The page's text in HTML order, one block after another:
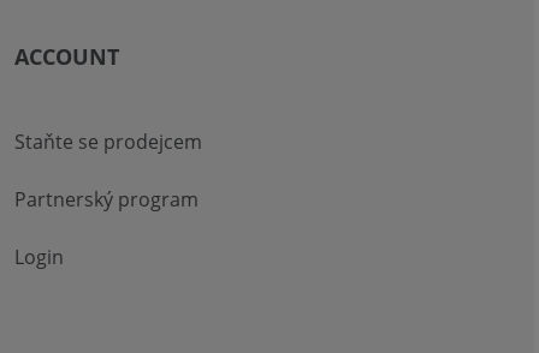
ACCOUNT
Staňte se prodejcem
Partnerský program
Login